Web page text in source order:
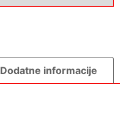
Dodatne informacije